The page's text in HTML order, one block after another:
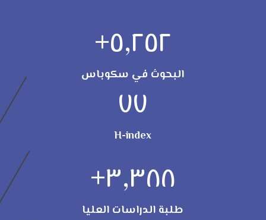
٥,٢٥٢+
البحوث في سكوباس
٧٧
H-index
٣,٣٨٨+
طلبة الدراسات العليا